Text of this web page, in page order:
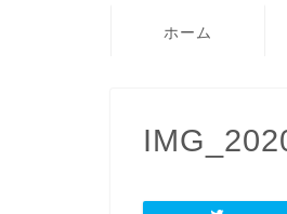
ホーム